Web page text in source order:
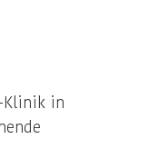
Klinik in